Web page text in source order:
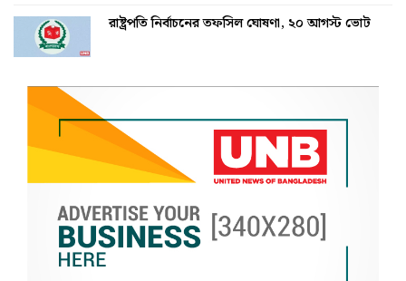
রাষ্ট্রপতি নির্বাচনের তফসিল ঘোষণা, ২০ আগস্ট ভোট